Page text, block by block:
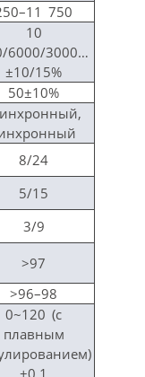
750
10
6000/3000…
±10/15%
50±10%
8/24
5/15
3/9
>97
>96–98
0~120 (с
плавным
±0,1